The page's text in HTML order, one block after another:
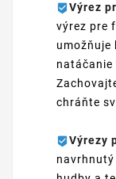
Výrez
výrez pre
umožňuje
natáčanie
chráňte
Výrezy
navrhnutý